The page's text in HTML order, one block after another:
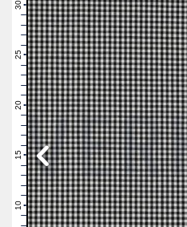
8
9
10
11
12
13
14
15
16
17
18
19
20
21
22
23
24
25
26
27
28
29
30